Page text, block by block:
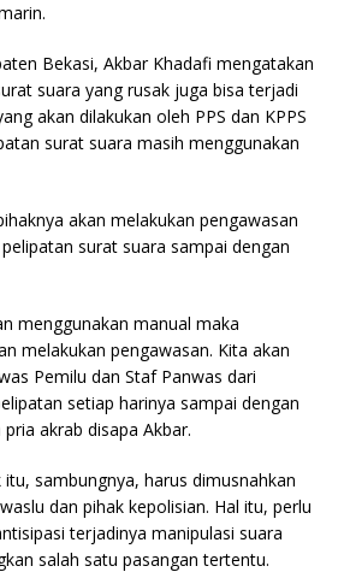
Bekasi, Akbar Khadafi mengatakan
suara yang rusak juga bisa terjadi
akan dilakukan oleh PPS dan KPPS
surat suara masih menggunakan
akan melakukan pengawasan
surat suara sampai dengan
menggunakan manual maka
melakukan pengawasan. Kita akan
Pemilu dan Staf Panwas dari
setiap harinya sampai dengan
akrab disapa Akbar.
sambungnya, harus dimusnahkan
dan pihak kepolisian. Hal itu, perlu
terjadinya manipulasi suara
salah satu pasangan tertentu.